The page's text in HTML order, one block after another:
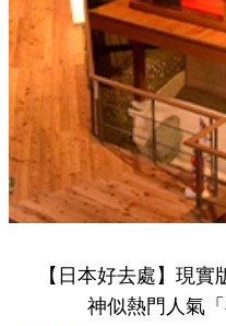
【日本好去處】現
神似熱門人氣